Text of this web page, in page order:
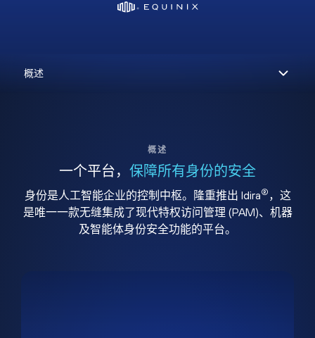
概述
一个平台， 保障所有身份的安全
身份是人工智能企业的控制中枢。隆重推出 Idira® ，这
是唯一一款无缝集成了现代特权访问管理 (PAM)、机器
及智能体身份安全功能的平台。